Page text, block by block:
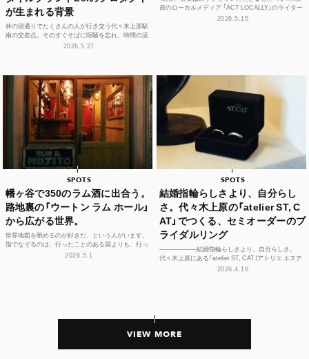
が生まれる背景
井の頭通りでたくさんの人が行き交う代々木上原駅
南の交差点。そのすぐそばに喧騒を忘れ、時間の流
れや感性をフラットに整えられる空間があります。
2026.5.27
原のローカルメディア 「ACT LOCALLY」のライター
募集！ 世界中にある個性豊かな街に負けない魅...
2026.5.15
SPOTS
幡ヶ谷で350のラム酒に出合う。
路地裏の「ウートン ラム ホール」
から広がる世界。
世界地図を眺めるのが好きだ、という人がいます。
指でなぞるのは、行ったことのある国よりも、行っ
たことのない島々のほう。カリブ海に散らばる、名
2026.5.1
SPOTS
結婚指輪らしさより、自分らし
さ。代々木上原の「atelier ST, C
AT」でつくる、セミオーダーのブ
ライダルリング
——————結婚指輪らしさより、自分らしさ。
代々木上原にある「atelier ST, CAT（アトリエ エステ
ィーキャット）」は、アトリエを併設するブ...
2026.4.16
VIEW MORE